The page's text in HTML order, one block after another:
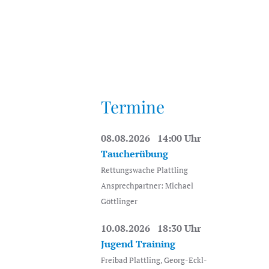
Termine
08.08.2026 14:00 Uhr
Taucherübung
Rettungswache Plattling
Ansprechpartner: Michael
Göttlinger
10.08.2026 18:30 Uhr
Jugend Training
Freibad Plattling, Georg-Eckl-